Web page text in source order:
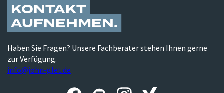
KONTAKT
AUFNEHMEN
Haben Sie Fragen? Unsere Fachberater stehen Ihnen gerne
zur Verfügung.
info@john-glet.de